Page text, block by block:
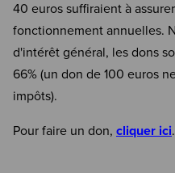
40 euros suffiraient à
fonctionnement annuelles.
d'intérêt général, les dons
66% (un don de 100 euros
impôts).
Pour faire un don, cliquer ici.